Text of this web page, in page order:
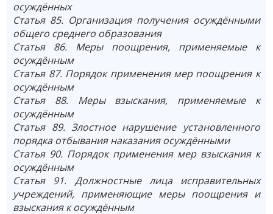
осуждённых
Статья 85. Организация получения осуждёнными
общего среднего образования
Статья 86. Меры поощрения, применяемые к
осуждённым
Статья 87. Порядок применения мер поощрения к
осуждённым
Статья 88. Меры взыскания, применяемые к
осуждённым
Статья 89. Злостное нарушение установленного
порядка отбывания наказания осуждёнными
Статья 90. Порядок применения мер взыскания к
осуждённым
Статья 91. Должностные лица исправительных
учреждений, применяющие меры поощрения и
взыскания к осуждённым